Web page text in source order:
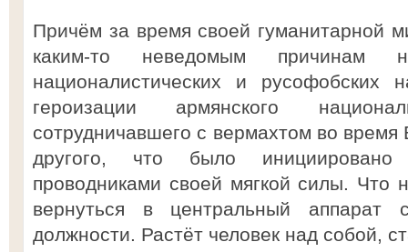
Причём за время своей гуманитарной
каким-то неведомым
националистических и русофобских
героизации армянского
сотрудничавшего с вермахтом во
другого, что было
проводниками своей мягкой силы. Что
вернуться в центральный
должности. Растёт человек над собой,